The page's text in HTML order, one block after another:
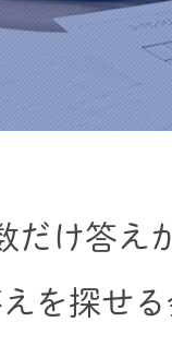
だけ答え
を探せ